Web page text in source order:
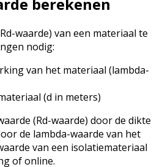
waarde) van een materiaal te
nodig:
van het materiaal (lambda-
(d in meters)
(Rd-waarde) door de dikte
de lambda-waarde van het
van een isolatiemateriaal
of online.